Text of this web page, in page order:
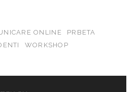
ONLINE
PRBETA
WORKSHOP